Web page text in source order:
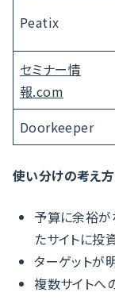
Peatix
セミナー情
報.com
Doorkeeper
使い分けの考え方
予算に余裕が
たサイトに投
ターゲットが
複数サイトへ